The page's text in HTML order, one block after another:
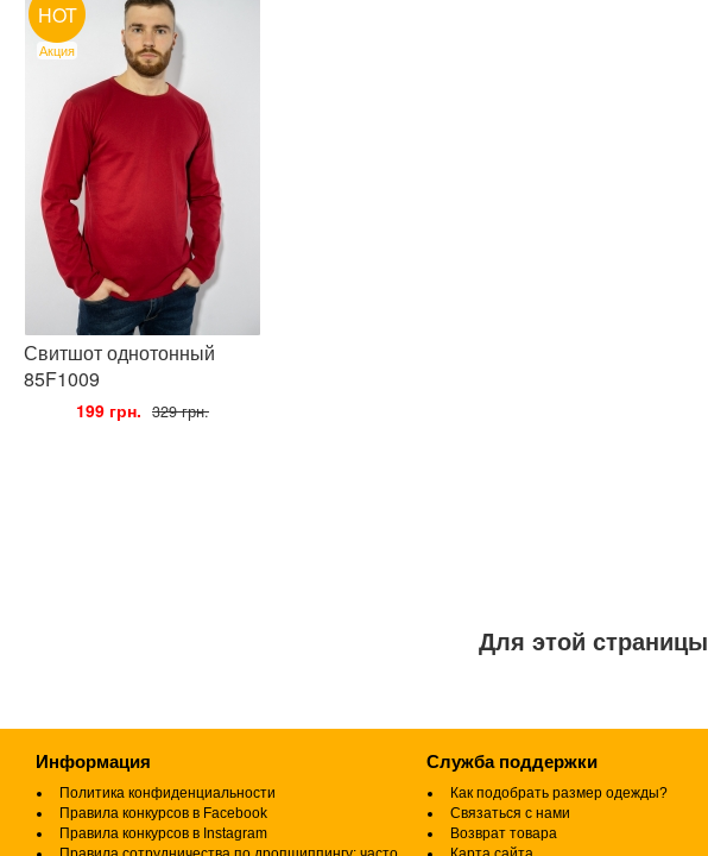
HOT
Акция
Свитшот однотонный
85F1009
199 грн. 329 грн.
Для этой
Информация
Политика конфиденциальности
Правила конкурсов в Facebook
Правила конкурсов в Instagram
Служба поддержки
Как подобрать размер одежды?
Связаться с нами
Возврат товара